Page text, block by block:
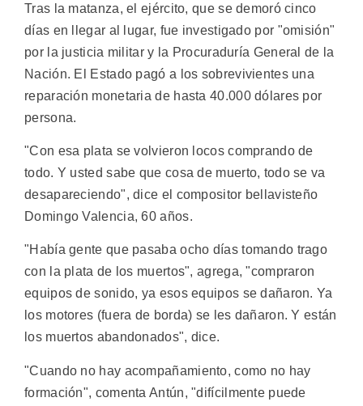
Tras la matanza, el ejército, que se demoró cinco
días en llegar al lugar, fue investigado por "omisión"
por la justicia militar y la Procuraduría General de la
Nación. El Estado pagó a los sobrevivientes una
reparación monetaria de hasta 40.000 dólares por
persona.
"Con esa plata se volvieron locos comprando de
todo. Y usted sabe que cosa de muerto, todo se va
desapareciendo", dice el compositor bellavisteño
Domingo Valencia, 60 años.
"Había gente que pasaba ocho días tomando trago
con la plata de los muertos", agrega, "compraron
equipos de sonido, ya esos equipos se dañaron. Ya
los motores (fuera de borda) se les dañaron. Y están
los muertos abandonados", dice.
"Cuando no hay acompañamiento, como no hay
formación", comenta Antún, "difícilmente puede